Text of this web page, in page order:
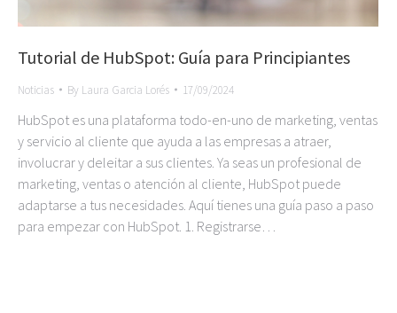
Tutorial de HubSpot: Guía para Principiantes
Noticias By Laura Garcia Lorés 17/09/2024
HubSpot es una plataforma todo-en-uno de marketing, ventas
y servicio al cliente que ayuda a las empresas a atraer,
involucrar y deleitar a sus clientes. Ya seas un profesional de
marketing, ventas o atención al cliente, HubSpot puede
adaptarse a tus necesidades. Aquí tienes una guía paso a paso
para empezar con HubSpot. 1. Registrarse…